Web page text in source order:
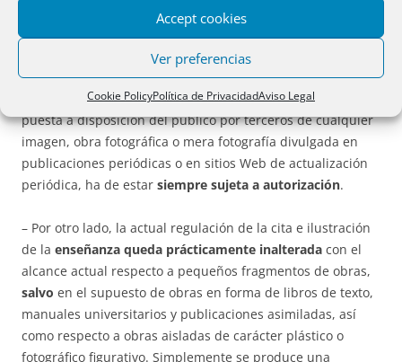
Accept cookies
Ver preferencias
Cookie PolicyPolítica de PrivacidadAviso Legal
principalmente en lo relativo a la obra impresa
– Se actualiza para el entorno digital el régimen aplicable a
lasreseñas realizadas por servicios electrónicos de
agregación de contenidos, si bien especificándose que la
puesta a disposición del público por terceros de cualquier
imagen, obra fotográfica o mera fotografía divulgada en
publicaciones periódicas o en sitios Web de actualización
periódica, ha de estar siempre sujeta a autorización.
– Por otro lado, la actual regulación de la cita e ilustración
de la enseñanza queda prácticamente inalterada con el
alcance actual respecto a pequeños fragmentos de obras,
salvo en el supuesto de obras en forma de libros de texto,
manuales universitarios y publicaciones asimiladas, así
como respecto a obras aisladas de carácter plástico o
fotográfico figurativo. Simplemente se produce una